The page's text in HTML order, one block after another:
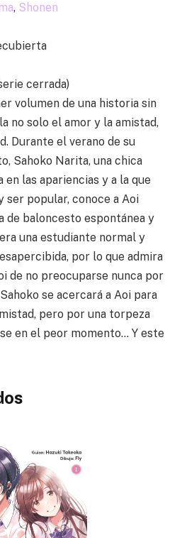
, Shonen
cerrada)
volumen de una historia sin
no solo el amor y la amistad,
Durante el verano de su
Sahoko Narita, una chica
en las apariencias y a la que
popular, conoce a Aoi
de baloncesto espontánea y
una estudiante normal y
por lo que admira
de no preocuparse nunca por
se acercará a Aoi para
pero por una torpeza
en el peor momento… Y este